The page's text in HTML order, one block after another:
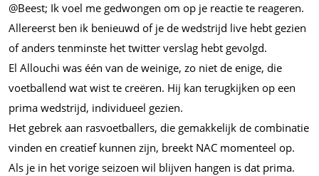
@Beest; Ik voel me gedwongen om op je reactie te reageren.
Allereerst ben ik benieuwd of je de wedstrijd live hebt gezien
of anders tenminste het twitter verslag hebt gevolgd.
El Allouchi was één van de weinige, zo niet de enige, die
voetballend wat wist te creëren. Hij kan terugkijken op een
prima wedstrijd, individueel gezien.
Het gebrek aan rasvoetballers, die gemakkelijk de combinatie
vinden en creatief kunnen zijn, breekt NAC momenteel op.
Als je in het vorige seizoen wil blijven hangen is dat prima.